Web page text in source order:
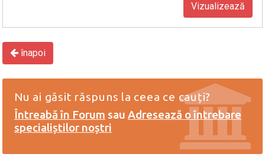
Vizualizează
înapoi
Nu ai găsit răspuns la ceea ce cauți?
Întreabă în Forum sau Adresează o întrebare
specialiștilor noștri